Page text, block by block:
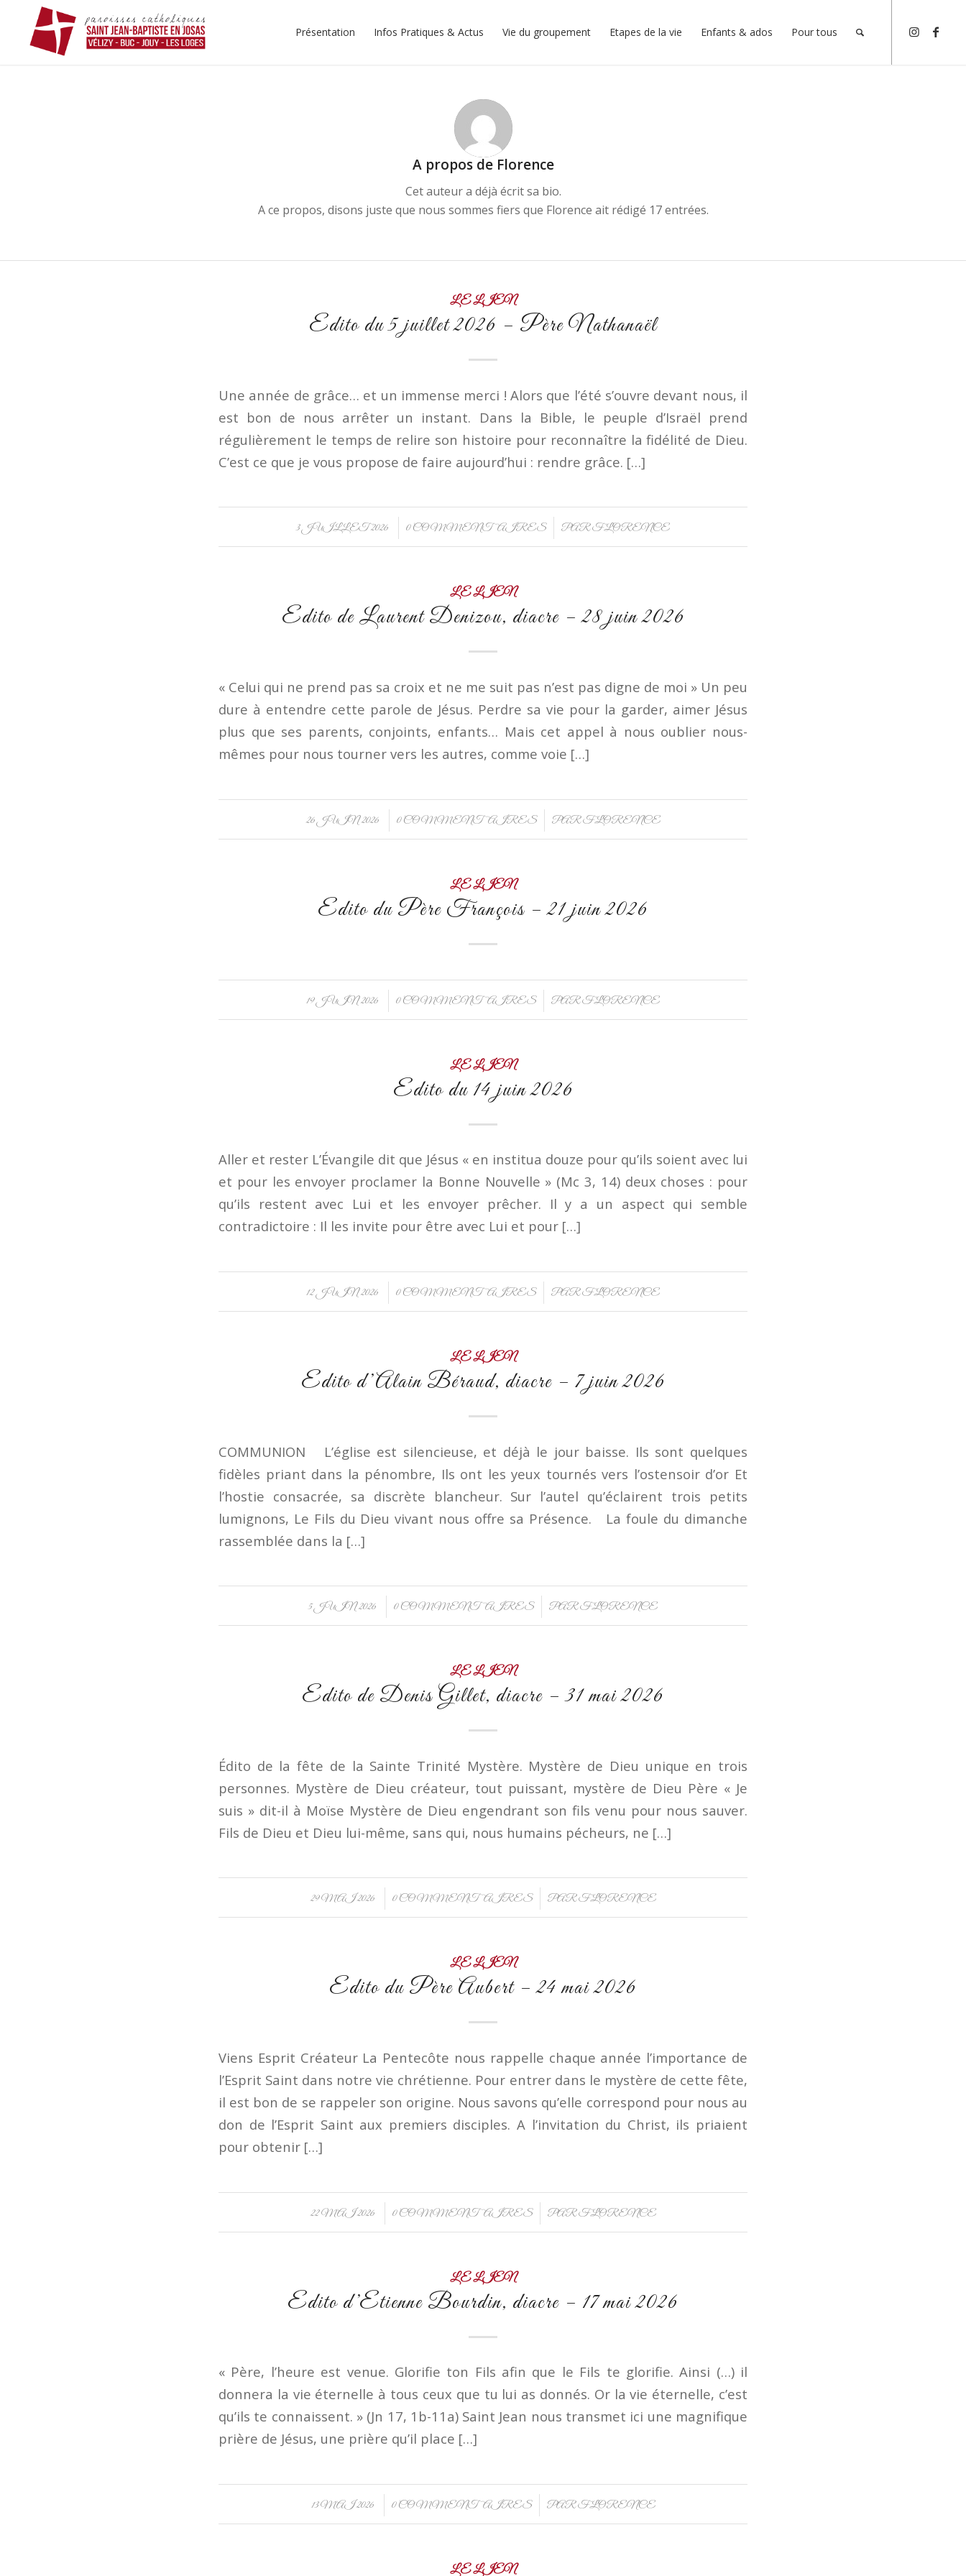
Présentation Infos Pratiques & Actus Vie du groupement Etapes de la vie Enfants & ados Pour tous
A propos de Florence
Cet auteur a déjà écrit sa bio.
A ce propos, disons juste que nous sommes fiers que Florence ait rédigé 17 entrées.
LE LIEN
Edito du 5 juillet 2026 – Père Nathanaël
Une année de grâce… et un immense merci ! Alors que l’été s’ouvre devant nous, il
est bon de nous arrêter un instant. Dans la Bible, le peuple d’Israël prend
régulièrement le temps de relire son histoire pour reconnaître la fidélité de Dieu.
C’est ce que je vous propose de faire aujourd’hui : rendre grâce. […]
3 JUILLET 2026
/ 0 COMMENTAIRES
/ PARFLORENCE
LE LIEN
Edito de Laurent Denizou, diacre – 28 juin 2026
« Celui qui ne prend pas sa croix et ne me suit pas n’est pas digne de moi » Un peu
dure à entendre cette parole de Jésus. Perdre sa vie pour la garder, aimer Jésus
plus que ses parents, conjoints, enfants… Mais cet appel à nous oublier nous-
mêmes pour nous tourner vers les autres, comme voie […]
26 JUIN 2026
/ 0 COMMENTAIRES
/ PARFLORENCE
LE LIEN
Edito du Père François – 21 juin 2026
19 JUIN 2026
/ 0 COMMENTAIRES
/ PARFLORENCE
LE LIEN
Edito du 14 juin 2026
Aller et rester L’Évangile dit que Jésus « en institua douze pour qu’ils soient avec lui
et pour les envoyer proclamer la Bonne Nouvelle » (Mc 3, 14) deux choses : pour
qu’ils restent avec Lui et les envoyer prêcher. Il y a un aspect qui semble
contradictoire : Il les invite pour être avec Lui et pour […]
12 JUIN 2026
/ 0 COMMENTAIRES
/ PARFLORENCE
LE LIEN
Edito d’Alain Béraud, diacre – 7 juin 2026
COMMUNION L’église est silencieuse, et déjà le jour baisse. Ils sont quelques
fidèles priant dans la pénombre, Ils ont les yeux tournés vers l’ostensoir d’or Et
l’hostie consacrée, sa discrète blancheur. Sur l’autel qu’éclairent trois petits
lumignons, Le Fils du Dieu vivant nous offre sa Présence. La foule du dimanche
rassemblée dans la […]
5 JUIN 2026
/ 0 COMMENTAIRES
/ PARFLORENCE
LE LIEN
Edito de Denis Gillet, diacre – 31 mai 2026
Édito de la fête de la Sainte Trinité Mystère. Mystère de Dieu unique en trois
personnes. Mystère de Dieu créateur, tout puissant, mystère de Dieu Père « Je
suis » dit-il à Moïse Mystère de Dieu engendrant son fils venu pour nous sauver.
Fils de Dieu et Dieu lui-même, sans qui, nous humains pécheurs, ne […]
29 MAI 2026
/ 0 COMMENTAIRES
/ PARFLORENCE
LE LIEN
Edito du Père Aubert – 24 mai 2026
Viens Esprit Créateur La Pentecôte nous rappelle chaque année l’importance de
l’Esprit Saint dans notre vie chrétienne. Pour entrer dans le mystère de cette fête,
il est bon de se rappeler son origine. Nous savons qu’elle correspond pour nous au
don de l’Esprit Saint aux premiers disciples. A l’invitation du Christ, ils priaient
pour obtenir […]
22 MAI 2026
/ 0 COMMENTAIRES
/ PARFLORENCE
LE LIEN
Edito d’Etienne Bourdin, diacre – 17 mai 2026
« Père, l’heure est venue. Glorifie ton Fils afin que le Fils te glorifie. Ainsi (…) il
donnera la vie éternelle à tous ceux que tu lui as donnés. Or la vie éternelle, c’est
qu’ils te connaissent. » (Jn 17, 1b-11a) Saint Jean nous transmet ici une magnifique
prière de Jésus, une prière qu’il place […]
13 MAI 2026
/ 0 COMMENTAIRES
/ PARFLORENCE
LE LIEN